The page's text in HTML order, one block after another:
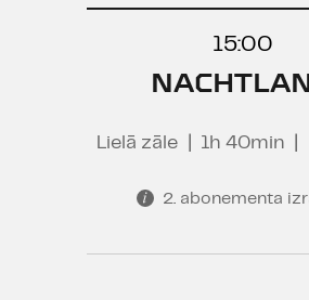
15:00
Lielā zāle 1h 40min
2. abonementa